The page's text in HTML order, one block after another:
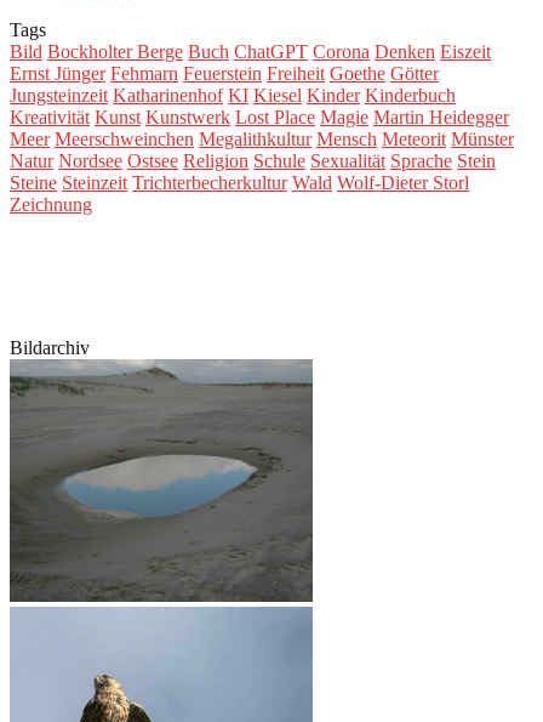
Tags
Bild Bockholter Berge Buch ChatGPT Corona Denken Eiszeit
Ernst Jünger Fehmarn Feuerstein Freiheit Goethe Götter
Jungsteinzeit Katharinenhof KI Kiesel Kinder Kinderbuch
Kreativität Kunst Kunstwerk Lost Place Magie Martin Heidegger
Meer Meerschweinchen Megalithkultur Mensch Meteorit Münster
Natur Nordsee Ostsee Religion Schule Sexualität Sprache Stein
Steine Steinzeit Trichterbecherkultur Wald Wolf-Dieter Storl
Zeichnung
Bildarchiv